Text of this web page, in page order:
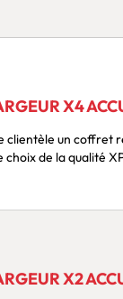
X4
clientèle un coffret
X2